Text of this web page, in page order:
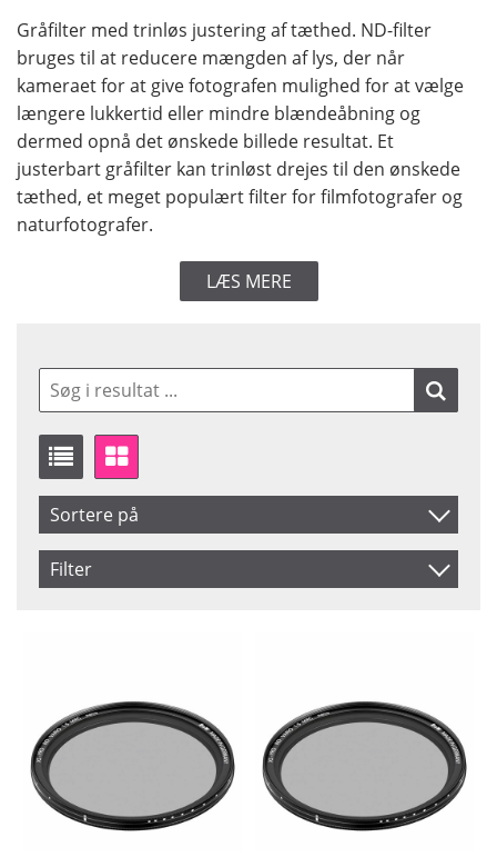
Gråfilter med trinløs justering af tæthed. ND-filter
bruges til at reducere mængden af lys, der når
kameraet for at give fotografen mulighed for at vælge
længere lukkertid eller mindre blændeåbning og
dermed opnå det ønskede billede resultat. Et
justerbart gråfilter kan trinløst drejes til den ønskede
tæthed, et meget populært filter for filmfotografer og
naturfotografer.
LÆS MERE
Sortere på
Produkt Nr.
Filter
52 mm
55 mm
62 mm
67 mm